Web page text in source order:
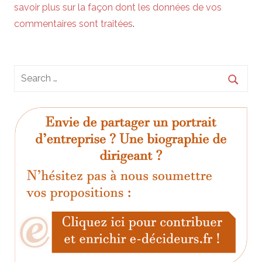
savoir plus sur la façon dont les données de vos
commentaires sont traitées.